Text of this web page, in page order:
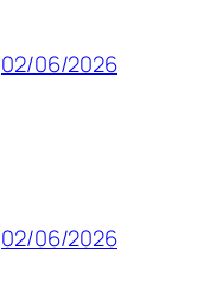
02/06/2026
02/06/2026